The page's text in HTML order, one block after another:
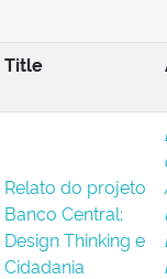
Title
Relato do projeto
Banco Central:
Design Thinking e
Cidadania